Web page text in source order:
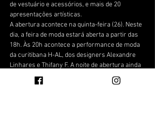
de vestuário e acessórios, e mais de 20
apresentações artísticas.
A abertura acontece na quinta-feira (26). Neste
dia, a feira de moda estará aberta a partir das
18h. Às 20h acontece a performance de moda
da curitibana H-AL, dos designers Alexandre
Linhares e Thifany F. A noite de abertura ainda
terá performances do Grupo Mavi e do artista
Bernardo Stumpfl e show da Banda Tangerim.